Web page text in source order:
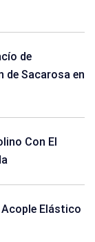
de
de Sacarosa en
Con El
Elástico